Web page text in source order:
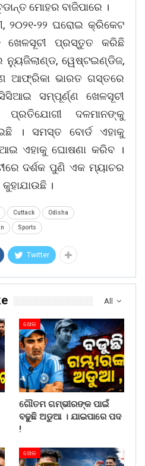
ମୋହର ବାଜିପାରେ ।
୨୦୨୧-୨୨ ଘରୋଇ କ୍ରିକେଟ
ଖେଳସୂଚୀ ପ୍ରସ୍ତୁତ କରିଛି
ନ୍ୟୁଜିଲାଣ୍ଡ, ୱେଷ୍ଟଇଣ୍ଡିଜ,
ଆଫ୍ରିକା ଭାରତ ଗସ୍ତରେ
ସମ୍ପୂର୍ଣ୍ଣ ଖେଳସୂଚୀ
ଦଳମାନଙ୍କୁ
। ସମସ୍ତ ବୋର୍ଡ ଏହାକୁ
ଏହାକୁ ଘୋଷଣା କରିବ ।
ଦର୍ଶକ ପୁଣି ଏକ ମ୍ୟାଚର
।
Cuttack Odisha
Sports
Twitter
All
ଖେଳ
ଗୌତମ ଗମ୍ଭୀରଙ୍କ ପାଇଁ
ବଢୁଛି ଅଡୁଆ । ଯାଇପାରେ ପଦ
!
ଖେଳ